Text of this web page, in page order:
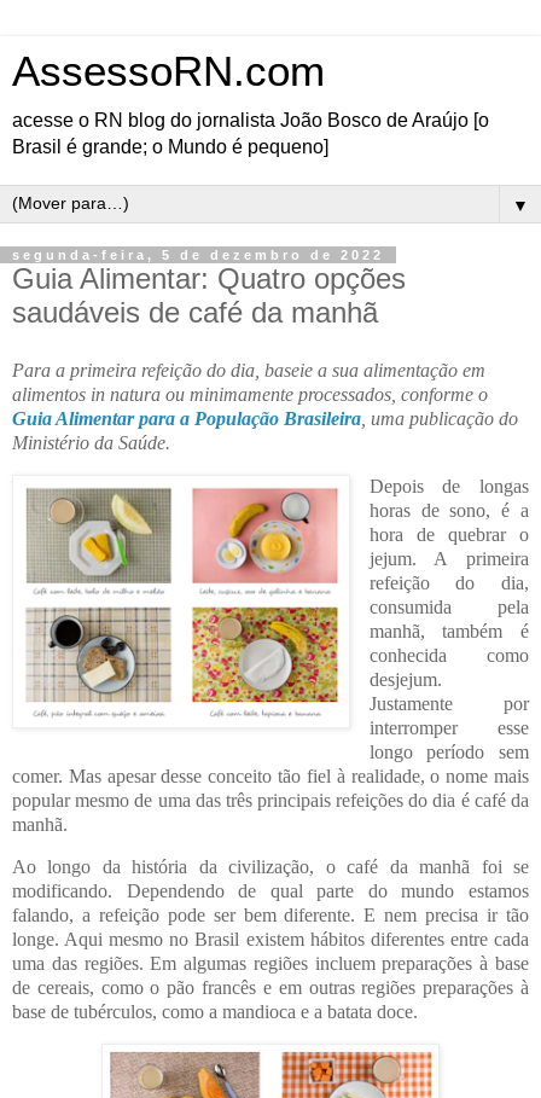
AssessoRN.com
acesse o RN blog do jornalista João Bosco de Araújo [o
Brasil é grande; o Mundo é pequeno]
▼
segunda-feira, 5 de dezembro de 2022
Guia Alimentar: Quatro opções
saudáveis de café da manhã
Para a primeira refeição do dia, baseie a sua alimentação em
alimentos in natura ou minimamente processados, conforme o
Guia Alimentar para a População Brasileira , uma publicação do
Ministério da Saúde.
Depois de longas
horas de sono, é a
hora de quebrar o
jejum. A primeira
refeição do dia,
consumida pela
manhã, também é
conhecida como
desjejum.
Justamente por
interromper esse
longo período sem
comer. Mas apesar desse conceito tão fiel à realidade, o nome mais
popular mesmo de uma das três principais refeições do dia é café da
manhã.
Ao longo da história da civilização, o café da manhã foi se
modificando. Dependendo de qual parte do mundo estamos
falando, a refeição pode ser bem diferente. E nem precisa ir tão
longe. Aqui mesmo no Brasil existem hábitos diferentes entre cada
uma das regiões. Em algumas regiões incluem preparações à base
de cereais, como o pão francês e em outras regiões preparações à
base de tubérculos, como a mandioca e a batata doce.